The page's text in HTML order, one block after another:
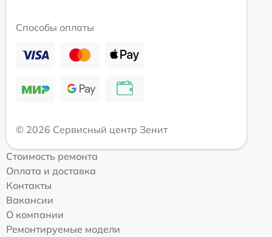
Способы оплаты
© 2026 Сервисный центр Зенит
Стоимость ремонта
Оплата и доставка
Контакты
Вакансии
О компании
Ремонтируемые модели